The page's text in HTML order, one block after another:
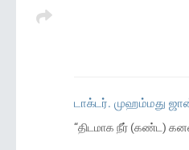
டாக்டர். முஹம்மது
“திடமாக நீர் (கண்ட)